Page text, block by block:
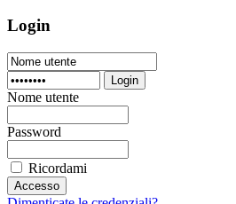
Login
Login
Nome utente
Password
Ricordami